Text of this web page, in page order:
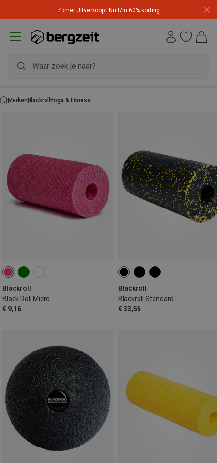
Zomer Uitverkoop | Nu t/m 60% korting
MerkenBlackroll Yoga & Fitness
Blackroll
Black Roll Micro
€ 9,16
Blackroll
Blackroll Standard
€ 33,55